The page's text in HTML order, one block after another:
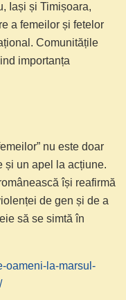
Iași și Timișoara,
a femeilor și fetelor
Comunitățile
importanța
nu este doar
și un apel la acțiune.
își reafirmă
de gen și de a
să se simtă în
oameni-la-marsul-